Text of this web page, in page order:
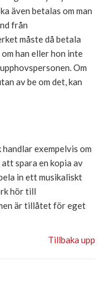
även betalas om man
från
måste då betala
han eller hon inte
Om
av be om det, kan
exempelvis om
spara en kopia av
in ett musikaliskt
hör till
är tillåtet för eget
Tillbaka upp